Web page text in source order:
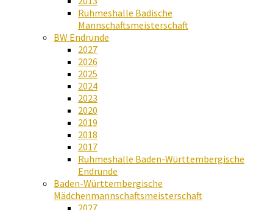
Ruhmeshalle Badische
Mannschaftsmeisterschaft
BW Endrunde
2027
2026
2025
2024
2023
2020
2019
2018
2017
Ruhmeshalle Baden-Württembergische
Endrunde
Baden-Württembergische
Mädchenmannschaftsmeisterschaft
2027